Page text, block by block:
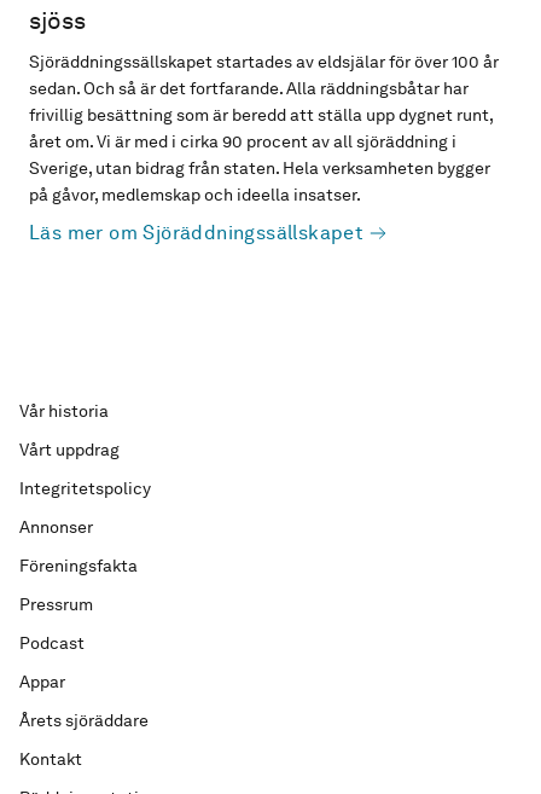
sjöss
Sjöräddningssällskapet startades av eldsjälar för över 100 år
sedan. Och så är det fortfarande. Alla räddningsbåtar har
frivillig besättning som är beredd att ställa upp dygnet runt,
året om. Vi är med i cirka 90 procent av all sjöräddning i
Sverige, utan bidrag från staten. Hela verksamheten bygger
på gåvor, medlemskap och ideella insatser.
Läs mer om Sjöräddningssällskapet
Vår historia
Vårt uppdrag
Integritetspolicy
Annonser
Föreningsfakta
Pressrum
Podcast
Appar
Årets sjöräddare
Kontakt